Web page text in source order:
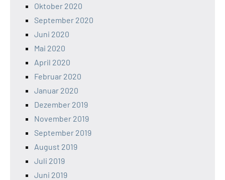
Oktober 2020
September 2020
Juni 2020
Mai 2020
April 2020
Februar 2020
Januar 2020
Dezember 2019
November 2019
September 2019
August 2019
Juli 2019
Juni 2019